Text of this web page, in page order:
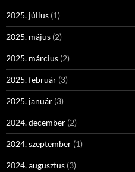
2025. július (1)
2025. május (2)
2025. március (2)
2025. február (3)
2025. január (3)
2024. december (2)
2024. szeptember (1)
2024. augusztus (3)